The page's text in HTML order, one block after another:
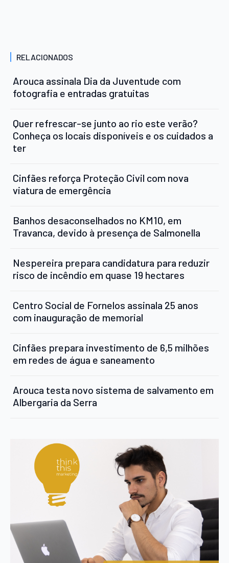
RELACIONADOS
Arouca assinala Dia da Juventude com
fotografia e entradas gratuitas
Quer refrescar-se junto ao rio este verão?
Conheça os locais disponíveis e os cuidados a
ter
Cinfães reforça Proteção Civil com nova
viatura de emergência
Banhos desaconselhados no KM10, em
Travanca, devido à presença de Salmonella
Nespereira prepara candidatura para reduzir
risco de incêndio em quase 19 hectares
Centro Social de Fornelos assinala 25 anos
com inauguração de memorial
Cinfães prepara investimento de 6,5 milhões
em redes de água e saneamento
Arouca testa novo sistema de salvamento em
Albergaria da Serra